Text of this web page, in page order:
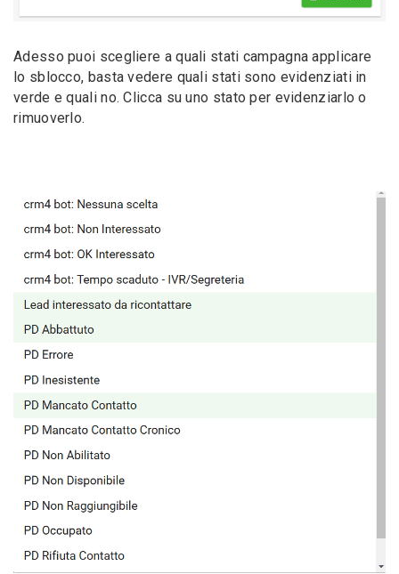
Adesso puoi scegliere a quali stati campagna applicare
lo sblocco, basta vedere quali stati sono evidenziati in
verde e quali no. Clicca su uno stato per evidenziarlo o
rimuoverlo.